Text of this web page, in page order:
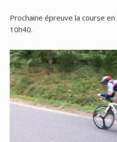
Prochaine épreuve la course
10h40.